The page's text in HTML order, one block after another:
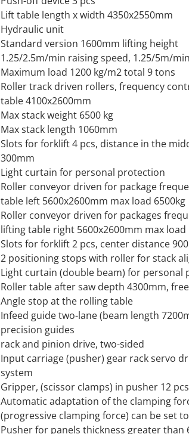
Lift table length x width 4350x2550mm
Hydraulic unit
Standard version 1600mm lifting height
1.25/2.5m/min raising speed, 1.25/5m/
Maximum load 1200 kg/m2 total 9 tons
Roller track driven rollers, frequency
table 4100x2600mm
Max stack weight 6500 kg
Max stack length 1060mm
Slots for forklift 4 pcs, distance in the
300mm
Light curtain for personal protection
Roller conveyor driven for package
table left 5600x2600mm max load 6500kg
Roller conveyor driven for packages
lifting table right 5600x2600mm max load
Slots for forklift 2 pcs, center distance
2 positioning stops with roller for stack
Light curtain (double beam) for personal
Roller table after saw depth 4300mm,
Angle stop at the rolling table
Infeed guide two-lane (beam length
precision guides
rack and pinion drive, two-sided
Input carriage (pusher) gear rack servo
system
Gripper, (scissor clamps) in pusher 12 pcs
Automatic adaptation of the clamping
(progressive clamping force) can be set
Pusher for panels thickness greater